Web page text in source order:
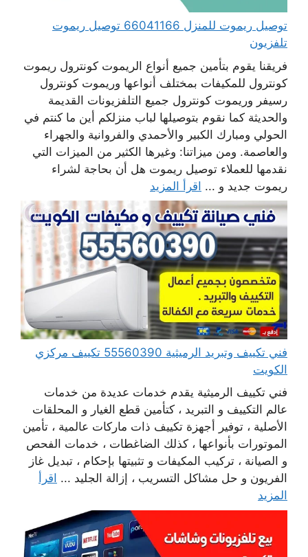
توصيل ريموت للمنزل 66041166 توصيل ريموت
تلفزيون
فريقنا يقوم بتأمين جميع أنواع الريموت كونترول ريموت
كونترول للمكيفات بمختلف أنواعها وريموت كونترول
رسيفر وريموت كونترول جميع التلفزيونات القديمة
والحديثة كما نقوم بتوصيلها لباب منزلكم أين ما كنتم في
الحولي ومبارك الكبير والأحمدي والفروانية والجهراء
والعاصمة. ومن ميزاتنا: وغيرها الكثير من الميزات التي
نقدمها للعملاء توصيل ريموت هل أن بحاجة لشراء
ريموت جديد و ... اقرأ المزيد
فني تكييف وتبريد الرميثية 55560390 تكييف مركزي
الكويت
فني تكييف الرميثية يقدم خدمات عديدة من خدمات
عالم التكييف و التبريد ، كتأمين قطع الغيار و المحلقات
الأصلية ، توفير أجهزة تكييف ذات ماركات عالمية ، تأمين
الموتورات بأنواعها ، كذلك الضاغطات ، خدمات الفحص
و الصيانة ، تركيب المكيفات و تثبيتها بإحكام ، تبديل غاز
الفريون و حل مشاكل التسريب ، إزالة الجليد ... اقرأ
المزيد